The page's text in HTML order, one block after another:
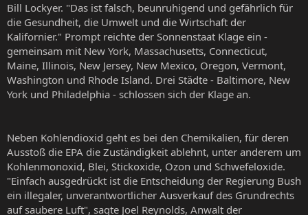
Bill Lockyer. "Das ist falsch, beunruhigend und gefährlich für
die Gesundheit, die Umwelt und die Wirtschaft der
Kalifornier." Prompt reichte der Sonnenstaat Klage ein -
gemeinsam mit New York, Massachusetts, Connecticut,
Maine, Illinois, New Jersey, New Mexico, Oregon, Vermont,
Washington und Rhode Island. Drei Städte - Baltimore, New
York und Philadelphia - schlossen sich der Klage an.
Neben Kohlendioxid geht es bei den Chemikalien, für deren
Ausstoß die EPA die Zuständigkeit ablehnt, unter anderem um
Kohlenmonoxid, Blei, Stickoxide, Ozon und Schwefeloxide.
"Einfach ausgedrückt ist die Entscheidung der Regierung Bush
ein illegaler, unverantwortlicher Ausverkauf des Grundrechts
auf saubere Luft", sagte Joel Reynolds, Anwalt der